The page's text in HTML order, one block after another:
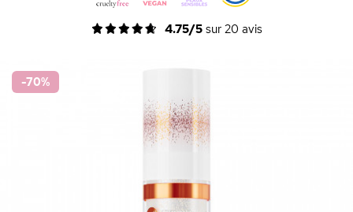
4.75/5sur 20 avis
-70%